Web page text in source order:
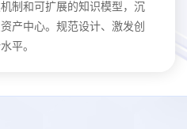
制和可扩展的知识模型，沉
产中心。规范设计、激发创
平。